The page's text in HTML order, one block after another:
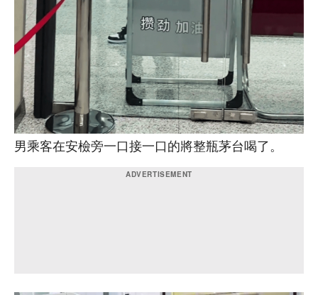
男乘客在安檢旁一口接一口的將整瓶茅台喝了。